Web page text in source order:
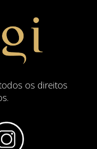
os direitos